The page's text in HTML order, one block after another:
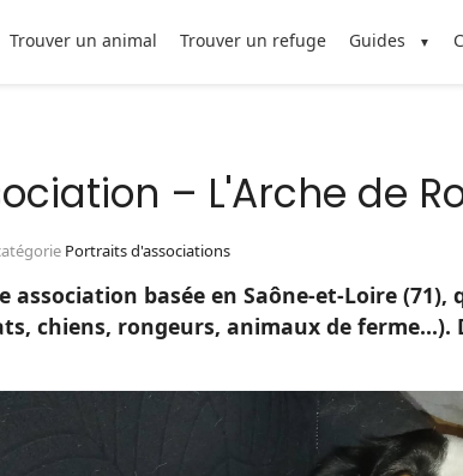
Trouver un animal Trouver un refuge Guides
– L'Arche de
Portraits d'associations
association basée en Saône-et-Loire
chiens, rongeurs, animaux de ferme...).